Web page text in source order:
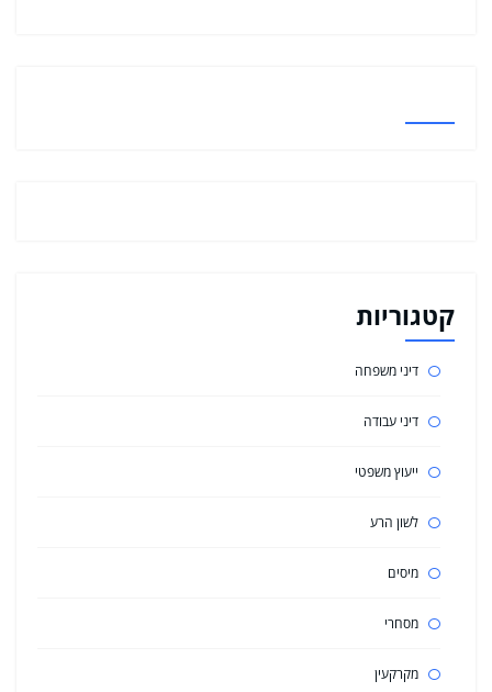
קטגוריות
דיני משפחה
דיני עבודה
ייעוץ משפטי
לשון הרע
מיסים
מסחרי
מקרקעין